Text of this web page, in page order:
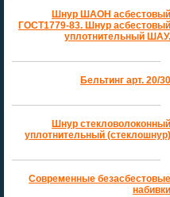
Шнур ШАОН асбестовый
ГОСТ1779-83. Шнур асбестовый
уплотнительный ШАУ.
Бельтинг арт. 20/30
Шнур стекловолоконный
уплотнительный (стеклошнур)
Современные безасбестовые
набивки